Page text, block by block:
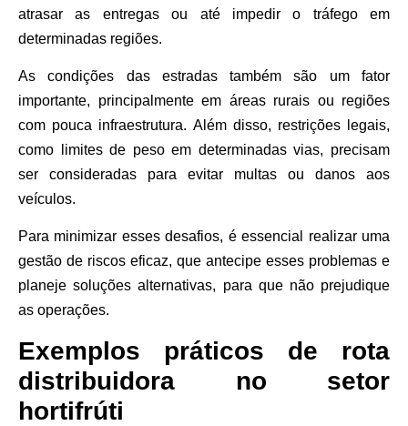
atrasar as entregas ou até impedir o tráfego em
determinadas regiões.
As condições das estradas também são um fator
importante, principalmente em áreas rurais ou regiões
com pouca infraestrutura. Além disso, restrições legais,
como limites de peso em determinadas vias, precisam
ser consideradas para evitar multas ou danos aos
veículos.
Para minimizar esses desafios, é essencial realizar uma
gestão de riscos eficaz, que antecipe esses problemas e
planeje soluções alternativas, para que não prejudique
as operações.
Exemplos práticos de rota
distribuidora no setor
hortifrúti